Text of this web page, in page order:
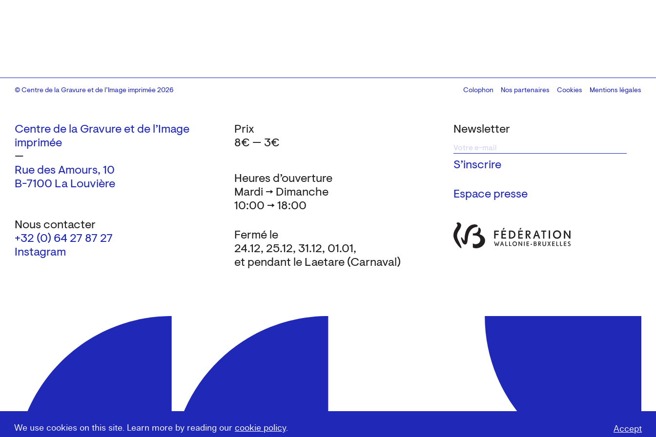
We use cookies on this site. Learn more by reading our cookie policy. Accept
Centre de la Gravure et de l’Image
imprimée
—
Rue des Amours, 10
B-7100 La Louvière
Nous contacter
+32 (0) 64 27 87 27
Instagram
Newsletter
Espace presse
Heures d’ouverture
Mardi → Dimanche
10:00 → 18:00
Fermé le
24.12, 25.12, 31.12, 01.01,
et pendant le Laetare (Carnaval)
Prix
8€ — 3€
© Centre de la Gravure et de l’Image imprimée 2026 Colophon
Design:Marcel Kaczmarek, code:8080.studio
Nos partenaires Cookies Mentions légales